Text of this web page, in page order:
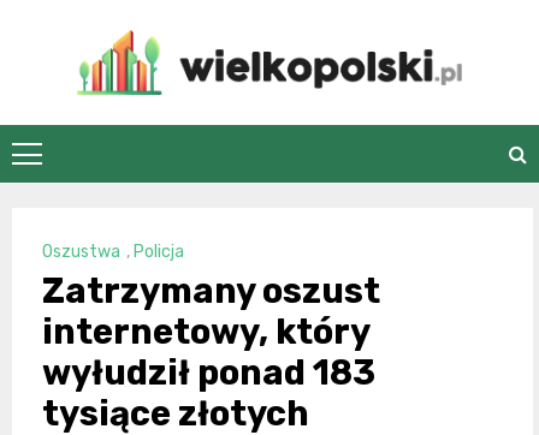
wielkopolski.pl
Oszustwa , Policja
Zatrzymany oszust
internetowy, który
wyłudził ponad 183
tysiące złotych